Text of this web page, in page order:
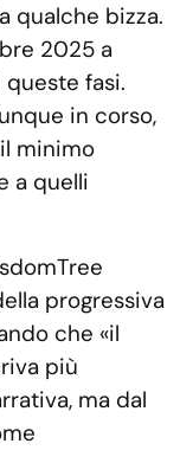
qualche bizza.
2025 a
fasi.
in corso,
minimo
a quelli
progressiva
che «il
più
ma dal